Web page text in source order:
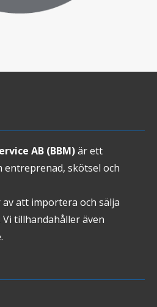
AB (BBM)är ett
skötsel och
att importera och sälja
tillhandahåller även